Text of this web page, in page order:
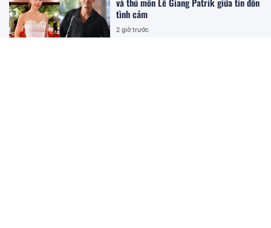
tình cảm
2 giờ trước